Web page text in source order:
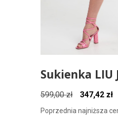
Sukienka LIU
599,00zł
Pierwotna
cena
347,42 zł
Poprzednia najniższa